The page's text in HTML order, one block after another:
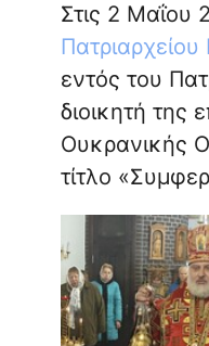
Στις 2 Μαΐου
Πατριαρχείου
εντός του
διοικητή της
Ουκρανικής
τίτλο